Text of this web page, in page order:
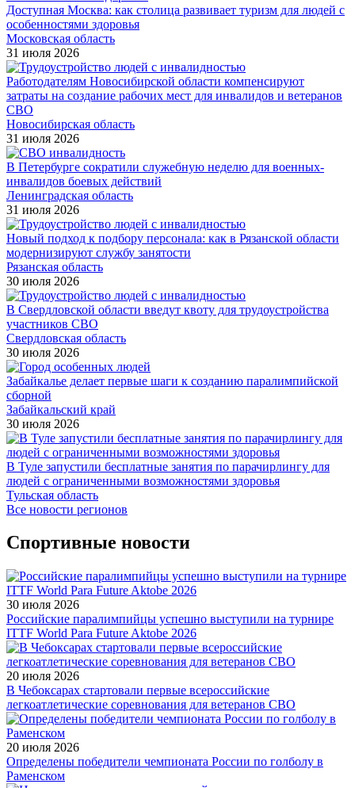
Доступная Москва: как столица развивает туризм для людей с
особенностями здоровья
Московская область
31 июля 2026
Работодателям Новосибирской области компенсируют
затраты на создание рабочих мест для инвалидов и ветеранов
СВО
Новосибирская область
31 июля 2026
В Петербурге сократили служебную неделю для военных-
инвалидов боевых действий
Ленинградская область
31 июля 2026
Новый подход к подбору персонала: как в Рязанской области
модернизируют службу занятости
Рязанская область
30 июля 2026
В Свердловской области введут квоту для трудоустройства
участников СВО
Свердловская область
30 июля 2026
Забайкалье делает первые шаги к созданию паралимпийской
сборной
Забайкальский край
30 июля 2026
В Туле запустили бесплатные занятия по парачирлингу для
людей с ограниченными возможностями здоровья
Тульская область
Все новости регионов
Спортивные новости
30 июля 2026
Российские паралимпийцы успешно выступили на турнире
ITTF World Para Future Aktobe 2026
20 июля 2026
В Чебоксарах стартовали первые всероссийские
легкоатлетические соревнования для ветеранов СВО
20 июля 2026
Определены победители чемпионата России по голболу в
Раменском